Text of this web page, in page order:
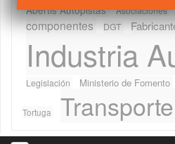
Abertis Autopistas Asociaciones
componentes DGT
Industria
Legislación
Ministerio de Fomento
Tortuga Transporte